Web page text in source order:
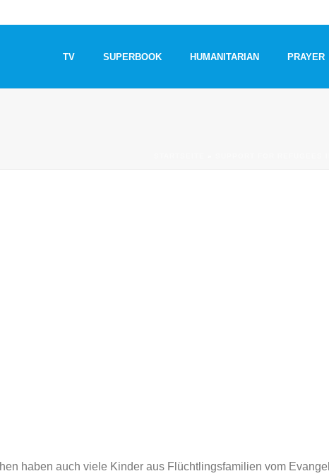
TV SUPERBOOK HUMANITARIAN PRAYER
haben auch viele Kinder aus Flüchtlingsfamilien vom